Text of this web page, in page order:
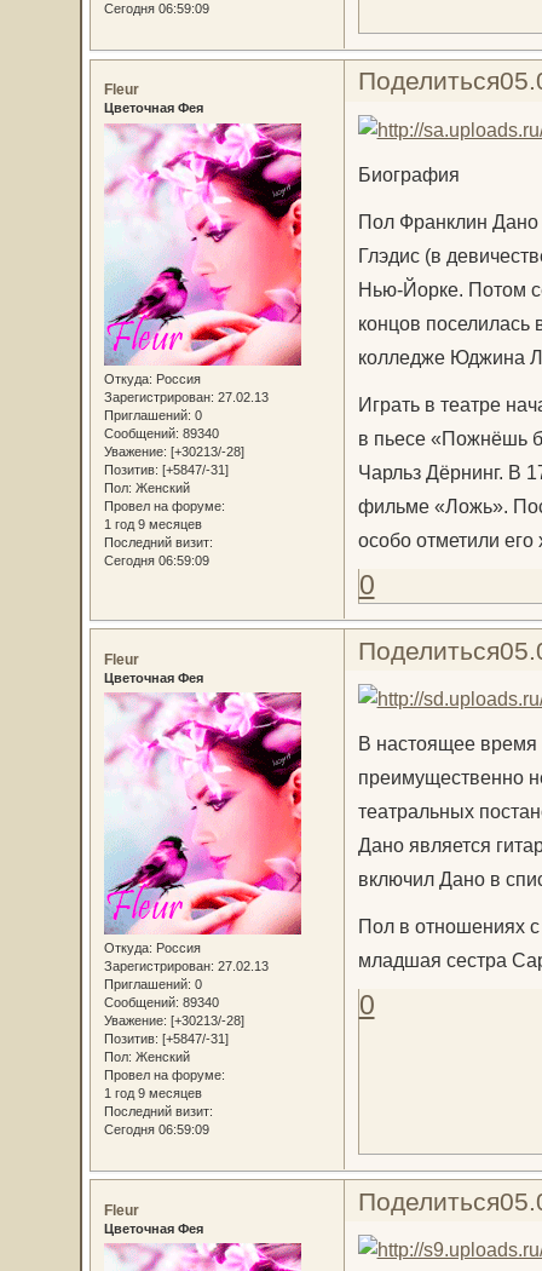
Сегодня 06:59:09
Поделиться
Fleur
Цветочная Фея
Откуда: Россия
Зарегистрирован: 27.02.13
Приглашений: 0
Сообщений: 89340
Уважение: [+30213/-28]
Позитив: [+5847/-31]
Пол: Женский
Провел на форуме:
1 год 9 месяцев
Последний визит:
Сегодня 06:59:09
Биография
Пол Франклин
Глэдис (в
Нью-Йорке. Потом
концов поселилась
колледже Юджина
Играть в театре
в пьесе «Пожнёшь
Чарльз Дёрнинг. В
фильме «Ложь».
особо отметили
0
Поделиться
Fleur
Цветочная Фея
Откуда: Россия
Зарегистрирован: 27.02.13
Приглашений: 0
Сообщений: 89340
Уважение: [+30213/-28]
Позитив: [+5847/-31]
Пол: Женский
Провел на форуме:
1 год 9 месяцев
Последний визит:
Сегодня 06:59:09
В настоящее время
преимущественно
театральных
Дано является
включил Дано в
Пол в отношениях с
младшая сестра
0
Поделиться
Fleur
Цветочная Фея